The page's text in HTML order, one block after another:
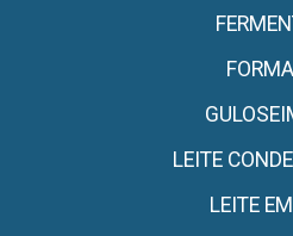
LEITE
LEITE